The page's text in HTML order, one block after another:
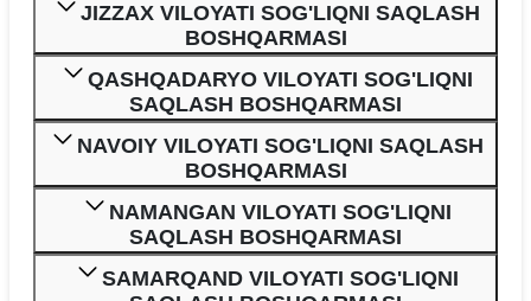
JIZZAX VILOYATI SOG'LIQNI SAQLASH
BOSHQARMASI
QASHQADARYO VILOYATI SOG'LIQNI
SAQLASH BOSHQARMASI
NAVOIY VILOYATI SOG'LIQNI SAQLASH
BOSHQARMASI
NAMANGAN VILOYATI SOG'LIQNI
SAQLASH BOSHQARMASI
SAMARQAND VILOYATI SOG'LIQNI